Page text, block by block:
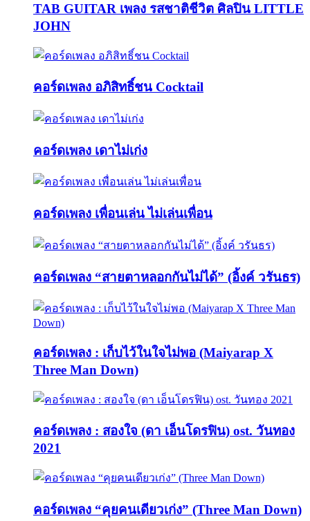
TAB GUITAR เพลง รสชาติชีวิต ศิลปิน LITTLE
JOHN
คอร์ดเพลง อภิสิทธิ์ชน Cocktail
คอร์ดเพลง เดาไม่เก่ง
คอร์ดเพลง เพื่อนเล่น ไม่เล่นเพื่อน
คอร์ดเพลง “สายตาหลอกกันไม่ได้” (อิ้งค์ วรันธร)
คอร์ดเพลง : เก็บไว้ในใจไม่พอ (Maiyarap X
Three Man Down)
คอร์ดเพลง : สองใจ (ดา เอ็นโดรฟิน) ost. วันทอง
2021
คอร์ดเพลง “คุยคนเดียวเก่ง” (Three Man Down)